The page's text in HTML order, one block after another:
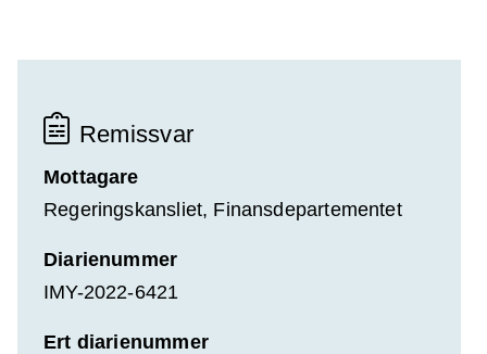
Remissvar
Mottagare
Regeringskansliet, Finansdepartementet
Diarienummer
IMY-2022-6421
Ert diarienummer